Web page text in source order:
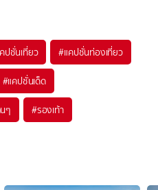
ปชั่นเที่ยว #แคปชั่นท่องเที่ยว
#แคปชั่นเด็ด
ๆ #รองเท้า